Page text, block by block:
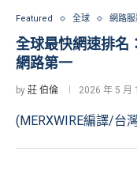
Featured 全球 網路服
全球最快網速排名
網路第一
by 莊 伯倫 2026 年 5 月
(MERXWIRE編譯/台